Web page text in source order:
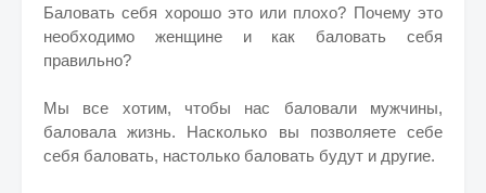
Баловать себя хорошо это или плохо? Почему это
необходимо женщине и как баловать себя
правильно?
Мы все хотим, чтобы нас баловали мужчины,
баловала жизнь. Насколько вы позволяете себе
себя баловать, настолько баловать будут и другие.